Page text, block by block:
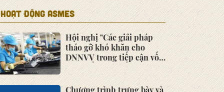
HOẠT ĐỘNG ASMES
Hội nghị "Các giải pháp
tháo gỡ khó khăn cho
DNNVV trong tiếp cận vốn
phục hồi sản xuất kinh
doanh"
Chương trình trưng bày và